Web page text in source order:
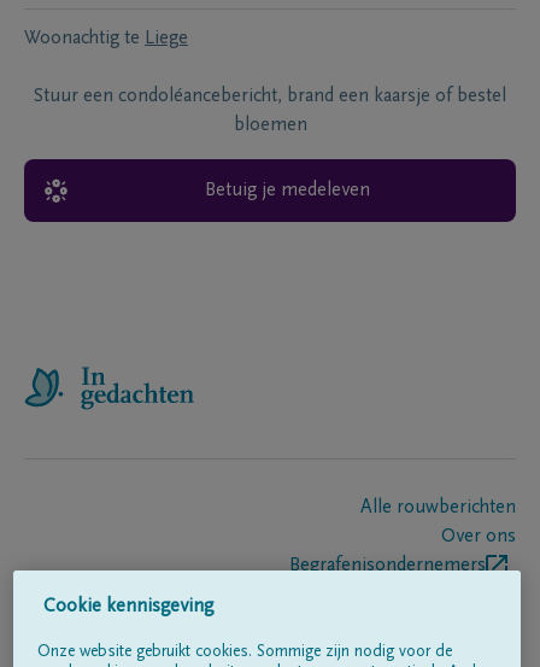
Woonachtig te Liege
Stuur een condoléancebericht, brand een kaarsje of bestel
bloemen
Betuig je medeleven
Alle rouwberichten
Over ons
Begrafenisondernemers
Cookie kennisgeving
Onze website gebruikt cookies. Sommige zijn nodig voor de